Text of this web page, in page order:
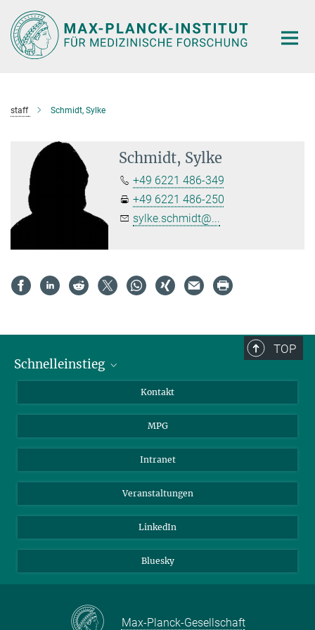
Hauptinhalt
staff Schmidt, Sylke
Schmidt, Sylke
+49 6221 486-349
+49 6221 486-250
sylke.schmidt@...
TOP
Schnelleinstieg
Wissenschaftler*innen
Studierende
Bewerber*innen
Kontakt
MPG
Intranet
Veranstaltungen
LinkedIn
Bluesky
Max-Planck-Gesellschaft